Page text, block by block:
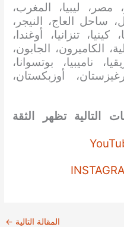
مصر، ليبيا، المغرب،
ساحل العاج، النيجر،
تنزانيا، أوغندا،
الكاميرون، الجابون،
ناميبيا، بوتسوانا،
أوزبكستان،
التالية تظهر الثقة
المقالة التالية ←